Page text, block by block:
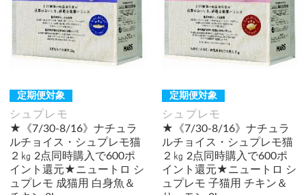
定期便対象
シュプレモ
★《7/30-8/16》ナチュラ
ルチョイス・シュプレモ猫
２㎏ 2点同時購入で600ポ
イント還元★ニュートロ シ
ュプレモ 成猫用 白身魚＆
定期便対象
シュプレモ
★《7/30-8/16》ナチュラ
ルチョイス・シュプレモ猫
２㎏ 2点同時購入で600ポ
イント還元★ニュートロ シ
ュプレモ 子猫用 チキン＆